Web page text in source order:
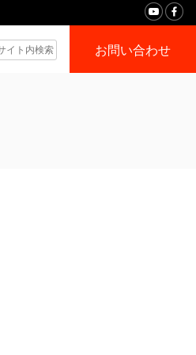
お問い合わせ